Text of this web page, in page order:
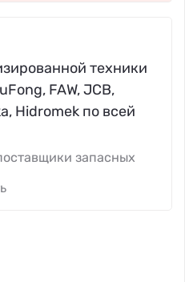
техники
FAW, JCB,
Hidromek по всей
запасных